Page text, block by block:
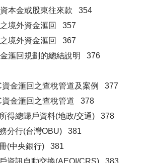
本金或股東往來款 354
境外資金滙回 357
境外資金滙回 367
滙回規劃的總結說明 376
資金滙回之查稅管道及案例 377
資金滙回之查稅管道 378
得總歸戶資料(地政/交通) 378
分行(台灣OBU) 381
(中央銀行) 381
資訊自動交換(AEOI/CRS) 383